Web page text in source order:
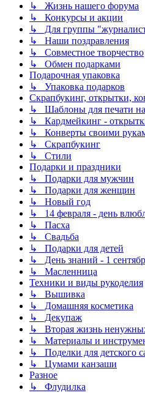
↳ Жизнь нашего форума
↳ Конкурсы и акции
↳ Для группы
↳ Наши поздравления
↳ Совместное творчество
↳ Обмен подарками
Подарочная упаковка
↳ Упаковка подарков
Скрапбукинг, открытки,
↳ Шаблоны для печати на
↳ Кардмейкинг -
↳ Конверты своими
↳ Скрапбукинг
↳ Стили
Подарки и праздники
↳ Подарки для мужчин
↳ Подарки для женщин
↳ Новый год
↳ 14 февраля - день
↳ Пасха
↳ Свадьба
↳ Подарки для детей
↳ День знаний - 1
↳ Масленница
Техники и виды рукоделия
↳ Вышивка
↳ Домашняя косметика
↳ Декупаж
↳ Вторая жизнь
↳ Материалы и
↳ Поделки для детского
↳ Цумами канзаши
Разное
↳ Флудилка